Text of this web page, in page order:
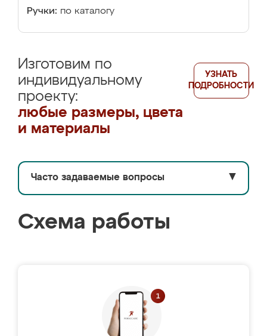
Ручки: по каталогу
Изготовим по
индивидуальному
проекту:
любые размеры, цвета
и материалы
УЗНАТЬ
ПОДРОБНОСТИ
Часто задаваемые вопросы ▼
Схема работы